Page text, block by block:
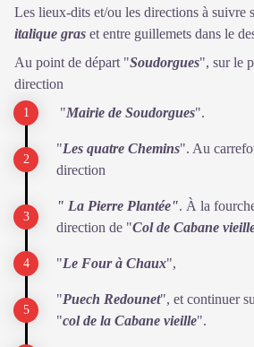
Les lieux-dits et/ou les directions à suivre
italique gras et entre guillemets dans le
Au point de départ "Soudorgues", sur le
direction
"Mairie de Soudorgues".
"Les quatre Chemins". Au
direction
" La Pierre Plantée". À la
direction de "Col de Cabane
"Le Four à Chaux",
"Puech Redounet", et continuer
"col de la Cabane vieille".